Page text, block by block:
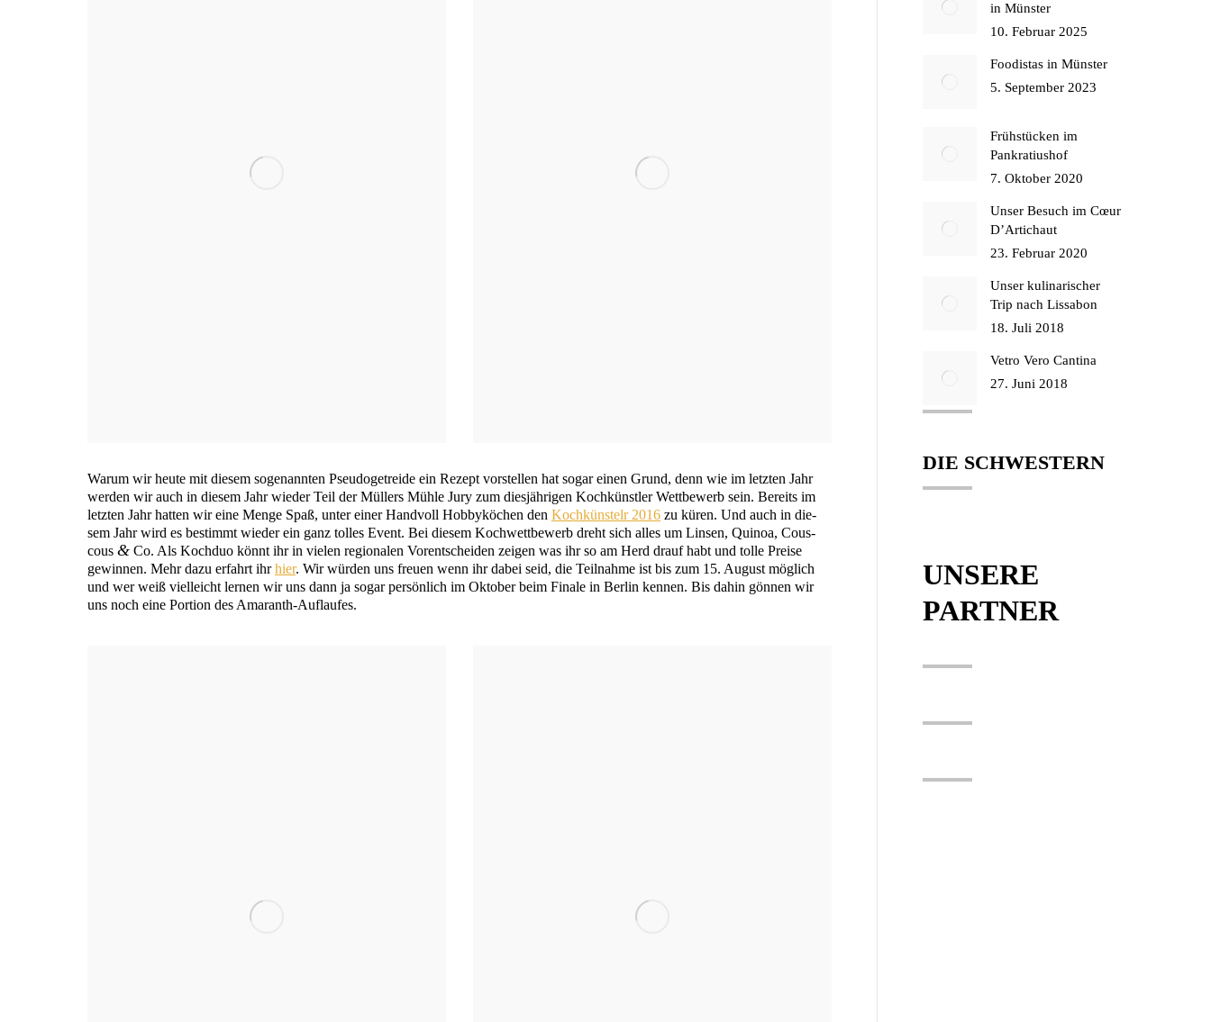
War­um wir heu­te mit die­sem soge­nann­ten Pseu­do­ge­trei­de ein Rezept vor­stel­len hat sogar einen Grund, denn wie im letz­ten Jahr
wer­den wir auch in die­sem Jahr wie­der Teil der Mül­lers Müh­le Jury zum dies­jäh­ri­gen Koch­künst­ler Wett­be­werb sein. Bereits im
letz­ten Jahr hat­ten wir eine Men­ge Spaß, unter einer Hand­voll Hob­by­kö­chen den Koch­küns­telr 2016 zu küren. Und auch in die­
sem Jahr wird es bestimmt wie­der ein ganz tol­les Event. Bei die­sem Koch­wett­be­werb dreht sich alles um Lin­sen, Qui­noa, Cous­
cous & Co. Als Koch­duo könnt ihr in vie­len regio­na­len Vor­ent­schei­den zei­gen was ihr so am Herd drauf habt und tol­le Prei­se
gewin­nen. Mehr dazu erfahrt ihrhier. Wir wür­den uns freu­en wenn ihr dabei seid, die Teil­nah­me ist bis zum 15. August mög­lich
und wer weiß viel­leicht ler­nen wir uns dann ja sogar per­sön­lich im Okto­ber beim Fina­le in Ber­lin ken­nen. Bis dahin gön­nen wir
uns noch eine Por­ti­on des Amaranth-Auflaufes.
in Münster
10. Februar 2025
Foodistas in Münster
5. September 2023
Frühstücken im
Pankratiushof
7. Oktober 2020
Unser Besuch im Cœur
D’Artichaut
23. Februar 2020
Unser kulinarischer
Trip nach Lissabon
18. Juli 2018
Vetro Vero Cantina
27. Juni 2018
DIE SCHWESTERN
UNSERE
PARTNER